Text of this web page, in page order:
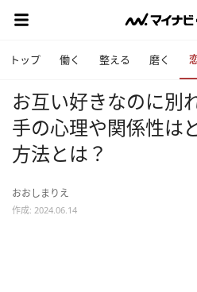
トップ 働く 整える 磨く
お互い好きなのに別
手の心理や関係性は
方法とは？
おおしまりえ
作成: 2024.06.14